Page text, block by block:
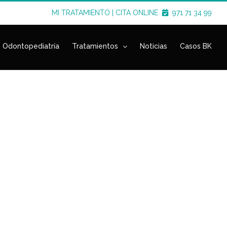
MI TRATAMIENTO CITA ONLINE 971 71 34 99
Odontopediatría Tratamientos Noticias Casos BK